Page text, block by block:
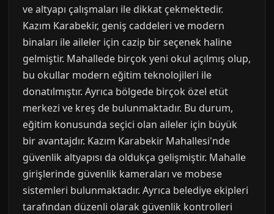
ve altyapı çalışmaları ile dikkat çekmektedir.
Kazım Karabekir, geniş caddeleri ve modern
binaları ile aileler için cazip bir seçenek haline
gelmiştir. Mahallede birçok yeni okul açılmış olup,
bu okullar modern eğitim teknolojileri ile
donatılmıştır. Ayrıca bölgede birçok özel etüt
merkezi ve kreş de bulunmaktadır. Bu durum,
eğitim konusunda seçici olan aileler için büyük
bir avantajdır. Kazım Karabekir Mahallesi'nde
güvenlik altyapısı da oldukça gelişmiştir. Mahalle
girişlerinde güvenlik kameraları ve mobese
sistemleri bulunmaktadır. Ayrıca belediye ekipleri
tarafından düzenli olarak güvenlik kontrolleri